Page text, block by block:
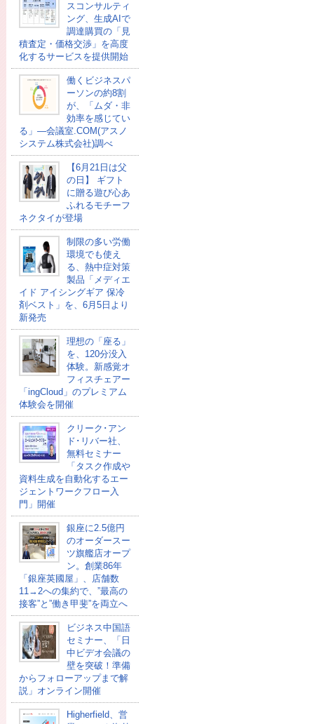
スコンサルティ
ング、生成AIで
調達購買の「見
積査定・価格交渉」を高度
化するサービスを提供開始
働くビジネスパ
ーソンの約8割
が、「ムダ・非
効率を感じてい
る」―会議室.COM(アスノ
システム株式会社)調べ
【6月21日は父
の日】 ギフト
に贈る遊び心あ
ふれるモチーフ
ネクタイが登場
制限の多い労働
環境でも使え
る、熱中症対策
製品「メディエ
イド アイシングギア 保冷
剤ベスト」を、6月5日より
新発売
理想の「座る」
を、120分没入
体験。新感覚オ
フィスチェアー
「ingCloud」のプレミアム
体験会を開催
クリーク･アン
ド･リバー社、
無料セミナー
「タスク作成や
資料生成を自動化するエー
ジェントワークフロー入
門」開催
銀座に2.5億円
のオーダースー
ツ旗艦店オープ
ン。創業86年
「銀座英國屋」、店舗数
11→2への集約で、”最高の
接客”と”働き甲斐”を両立へ
ビジネス中国語
セミナー、「日
中ビデオ会議の
壁を突破！準備
からフォローアップまで解
説」オンライン開催
Higherfield、営